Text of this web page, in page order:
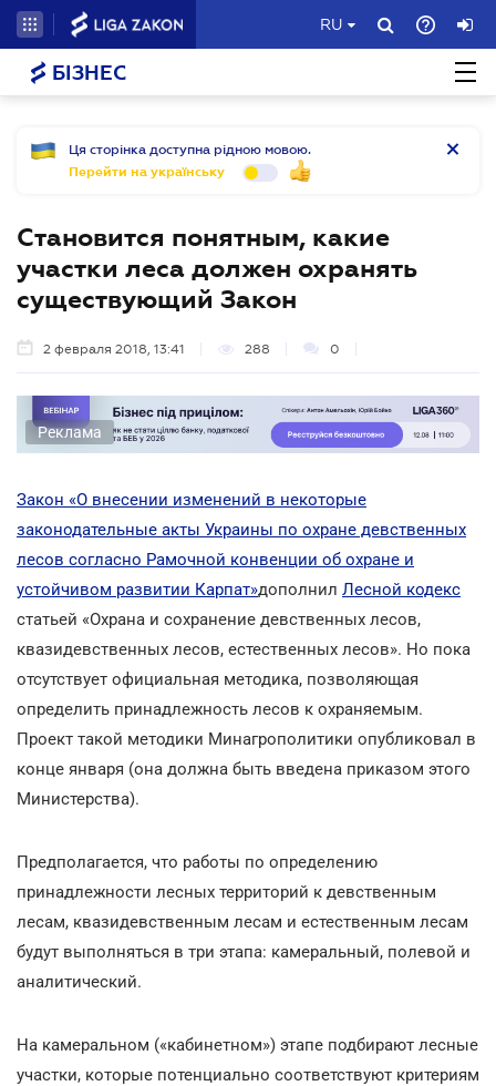
RU
БІЗНЕС
Ця сторінка доступна рідною мовою.
Перейти на українську
Становится понятным, какие
участки леса должен охранять
существующий Закон
2 февраля 2018, 13:41 288 0
Реклама
Закон «О внесении изменений в некоторые
законодательные акты Украины по охране девственных
лесов согласно Рамочной конвенции об охране и
устойчивом развитии Карпат»дополнил Лесной кодекс
статьей «Охрана и сохранение девственных лесов,
квазидевственных лесов, естественных лесов». Но пока
отсутствует официальная методика, позволяющая
определить принадлежность лесов к охраняемым.
Проект такой методики Минагрополитики опубликовал в
конце января (она должна быть введена приказом этого
Министерства).
Предполагается, что работы по определению
принадлежности лесных территорий к девственным
лесам, квазидевственным лесам и естественным лесам
будут выполняться в три этапа: камеральный, полевой и
аналитический.
На камеральном («кабинетном») этапе подбирают лесные
участки, которые потенциально соответствуют критериям